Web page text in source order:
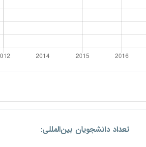
تعداد دانشجویان بین‌المللی: